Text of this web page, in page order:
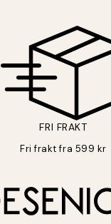
FRI FRAKT
Fri frakt fra 599 kr